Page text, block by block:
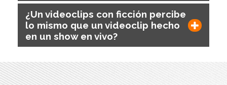
¿Un videoclips con ficción percibe
lo mismo que un videoclip hecho
en un show en vivo?